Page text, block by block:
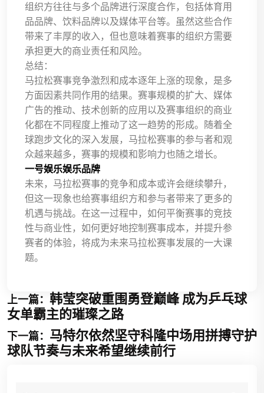
组织方往往与多个品牌进行深度合作，包括体育用
品品牌、饮料品牌以及媒体平台等。虽然这些合作
带来了丰厚的收入，但也意味着赛事的组织方需要
承担更大的商业责任和风险。
总结：
马拉松赛事竞争激烈和成本逐年上涨的现象，是多
方面因素共同作用的结果。赛事规模的扩大、媒体
广告的推动、技术创新的应用以及赛事组织的商业
化都在不同程度上推动了这一趋势的形成。随着全
球跑步文化的深入发展，马拉松赛事的参与者和观
众越来越多，赛事的规模和影响力也随之增长。
一号娱乐娱乐品牌
未来，马拉松赛事的竞争和成本或许会继续攀升，
但这一现象也给赛事组织方和参与者带来了更多的
机遇与挑战。在这一过程中，如何平衡赛事的竞技
性与商业性，如何更好地控制赛事成本，并提升参
赛者的体验，将成为未来马拉松赛事发展的一大课
题。
上一篇： 韩莹突破重围勇登巅峰 成为乒乓球
女单霸主的璀璨之路
下一篇： 马特尔依然坚守科隆中场用拼搏守护
球队节奏与未来希望继续前行